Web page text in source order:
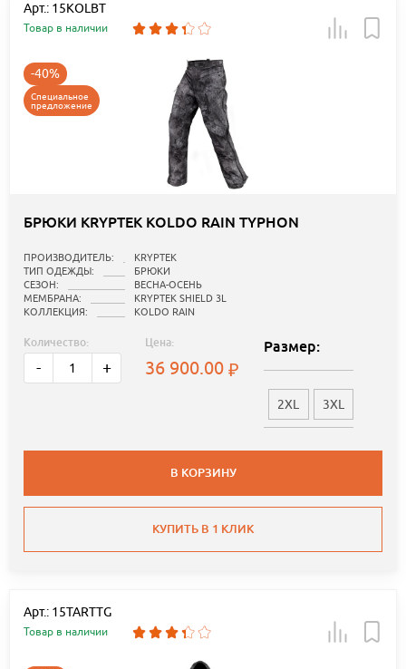
Арт.: 15KOLBT
Товар в наличии
-40%
Специальное
предложение
БРЮКИ KRYPTEK KOLDO RAIN TYPHON
ПРОИЗВОДИТЕЛЬ:
KRYPTEK
ТИП ОДЕЖДЫ:
БРЮКИ
СЕЗОН:
ВЕСНА-ОСЕНЬ
МЕМБРАНА:
KRYPTEK SHIELD 3L
КОЛЛЕКЦИЯ:
KOLDO RAIN
Количество:
- +
Цена:
36 900.00
Размер:
2XL 3XL
В КОРЗИНУ
КУПИТЬ В 1 КЛИК
Арт.: 15TARTTG
Товар в наличии